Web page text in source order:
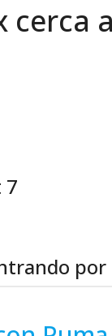
cerca
7
por